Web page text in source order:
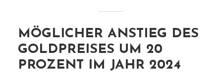
MÖGLICHER ANSTIEG DES
GOLDPREISES UM 20
PROZENT IM JAHR 2024